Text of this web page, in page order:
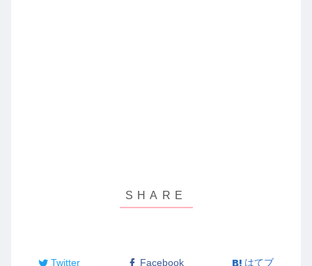
Twitter Facebook はてブ